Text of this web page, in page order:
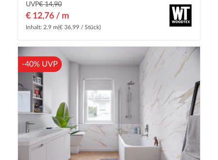
UVP€ 14,90
€ 12,76 / m
Inhalt: 2.9 m(€ 36,99 / Stück)
-40% UVP